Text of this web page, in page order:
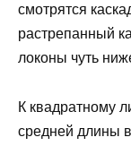
смотрятся
растрепанный
локоны чуть
К квадратному
средней длины